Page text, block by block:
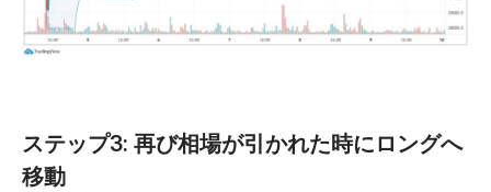
ステップ3: 再び相場が引かれた時にロングへ
移動